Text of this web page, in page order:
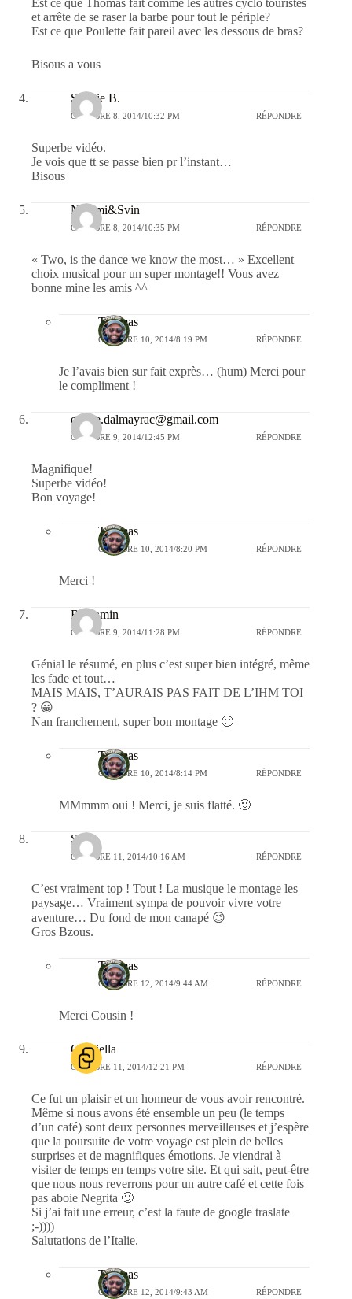
Est ce que Thomas fait comme les autres cyclo touristes
et arrête de se raser la barbe pour tout le périple?
Est ce que Poulette fait pareil avec les dessous de bras?
Bisous a vous
Sophie B.
OCTOBRE 8, 2014/10:32 PM RÉPONDRE
Superbe vidéo.
Je vois que tt se passe bien pr l’instant…
Bisous
Neiomi&Svin
OCTOBRE 8, 2014/10:35 PM RÉPONDRE
« Two, is the dance we know the most… » Excellent
choix musical pour un super montage!! Vous avez
bonne mine les amis ^^
Thomas
OCTOBRE 10, 2014/8:19 PM RÉPONDRE
Je l’avais bien sur fait exprès… (hum) Merci pour
le compliment !
emilie.dalmayrac@gmail.com
OCTOBRE 9, 2014/12:45 PM RÉPONDRE
Magnifique!
Superbe vidéo!
Bon voyage!
Thomas
OCTOBRE 10, 2014/8:20 PM RÉPONDRE
Merci !
Benjamin
OCTOBRE 9, 2014/11:28 PM RÉPONDRE
Génial le résumé, en plus c’est super bien intégré, même
les fade et tout…
MAIS MAIS, T’AURAIS PAS FAIT DE L’IHM TOI
? 😀
Nan franchement, super bon montage 🙂
Thomas
OCTOBRE 10, 2014/8:14 PM RÉPONDRE
MMmmm oui ! Merci, je suis flatté. 🙂
Steph
OCTOBRE 11, 2014/10:16 AM RÉPONDRE
C’est vraiment top ! Tout ! La musique le montage les
paysage… Vraiment sympa de pouvoir vivre votre
aventure… Du fond de mon canapé 😉
Gros Bzous.
Thomas
OCTOBRE 12, 2014/9:44 AM RÉPONDRE
Merci Cousin !
Gabriella
OCTOBRE 11, 2014/12:21 PM RÉPONDRE
Ce fut un plaisir et un honneur de vous avoir rencontré.
Même si nous avons été ensemble un peu (le temps
d’un café) sont deux personnes merveilleuses et j’espère
que la poursuite de votre voyage est plein de belles
surprises et de magnifiques émotions. Je viendrai à
visiter de temps en temps votre site. Et qui sait, peut-être
que nous nous reverrons pour un autre café et cette fois
pas aboie Negrita 🙂
Si j’ai fait une erreur, c’est la faute de google traslate
;-))))
Salutations de l’Italie.
Thomas
OCTOBRE 12, 2014/9:43 AM RÉPONDRE